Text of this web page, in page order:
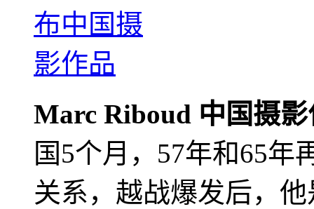
Marc Riboud 中国摄
国5个月，57年和65年
关系，越战爆发后，